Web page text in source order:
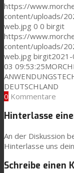
https://
content/uploads/
web.jpg 0 0 birgit
https://
content/uploads/
web.jpg birgit
03 09:53:25
DEUTSCHLAND
0 Kommentare
Hinterlasse
An der Diskussion
Hinterlasse uns
Schreibe einen